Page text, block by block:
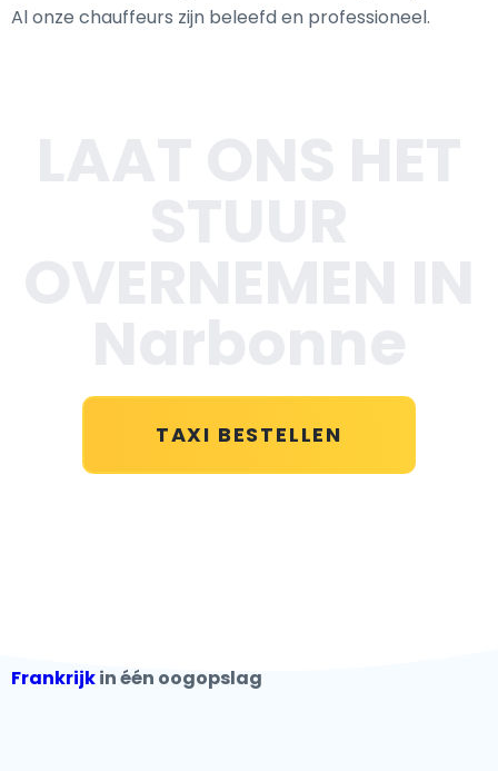
Al onze chauffeurs zijn beleefd en professioneel.
TAXI BESTELLEN
Frankrijkin één oogopslag